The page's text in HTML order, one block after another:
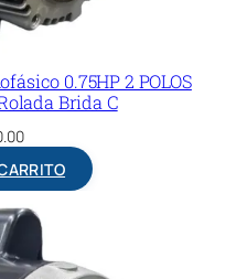
0.75HP 2 POLOS
Brida C